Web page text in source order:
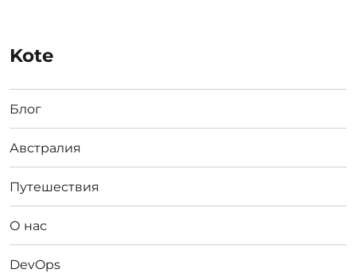
Kote
Блог
Австралия
Путешествия
О нас
DevOps